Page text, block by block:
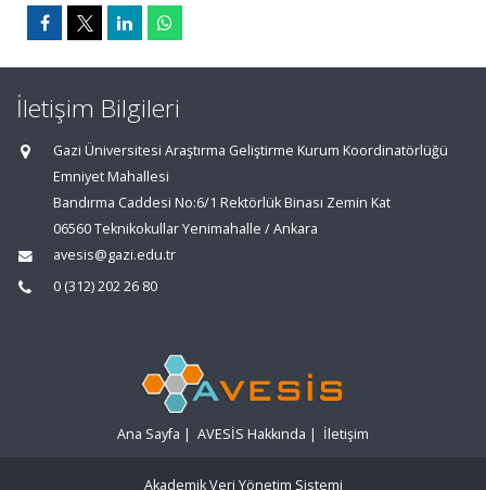
İletişim Bilgileri
Gazi Üniversitesi Araştırma Geliştirme Kurum Koordinatörlüğü
Emniyet Mahallesi
Bandırma Caddesi No:6/1 Rektörlük Binası Zemin Kat
06560 Teknikokullar Yenimahalle / Ankara
avesis@gazi.edu.tr
0 (312) 202 26 80
Ana Sayfa | AVESİS Hakkında | İletişim
Akademik Veri Yönetim Sistemi